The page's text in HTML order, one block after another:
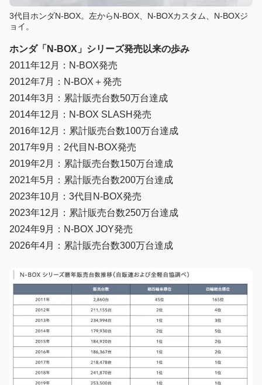
3代目ホンダN-BOX。左からN-BOX、N-BOXカスタム、N-BOXジ
ョイ。
ホンダ「N-BOX」シリーズ発売以来の歩み
2011年12月：N-BOX発売
2012年7月：N-BOX＋発売
2014年3月：累計販売台数50万台達成
2014年12月：N-BOX SLASH発売
2016年12月：累計販売台数100万台達成
2017年9月：2代目N-BOX発売
2019年2月：累計販売台数150万台達成
2021年5月：累計販売台数200万台達成
2023年10月：3代目N-BOX発売
2023年12月：累計販売台数250万台達成
2024年9月：N-BOX JOY発売
2026年4月：累計販売台数300万台達成